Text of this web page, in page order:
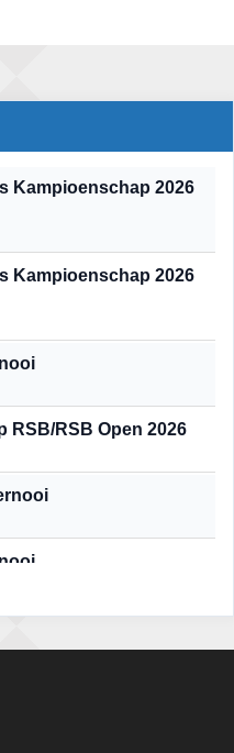
Kampioenschap 2026
Kampioenschap 2026
RSB/RSB Open 2026